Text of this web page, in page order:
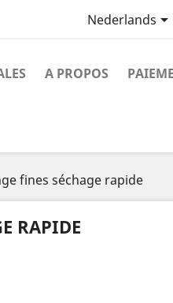
Nederlands
A PROPOS
fines séchage rapide
RAPIDE